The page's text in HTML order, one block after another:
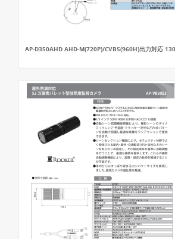
AP-D350AHD AHD-M(720P)/CVBS(960H)出力対応